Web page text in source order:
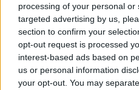
processing of your personal
targeted advertising by us,
section to confirm your
opt-out request is processed
interest-based ads based on
us or personal information
your opt-out. You may